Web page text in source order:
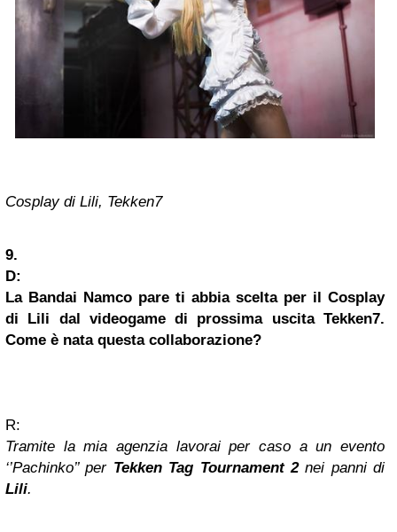
Cosplay di Lili, Tekken7
9.
D:
La Bandai Namco pare ti abbia scelta per il Cosplay
di Lili dal videogame di prossima uscita Tekken7.
Come è nata questa collaborazione?
R:
Tramite la mia agenzia lavorai per caso a un evento
‘’Pachinko’’ per Tekken Tag Tournament 2nei panni di
Lili.